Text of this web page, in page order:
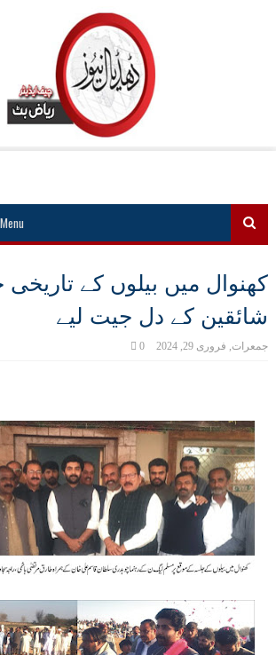
کھنوال میں بیلوں کے
شائقین کے دل جیت لیے
جمعرات, فروری 29, 2024 0